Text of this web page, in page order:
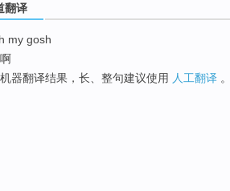
翻译
my gosh
器翻译结果，长、整句建议使用 人工翻译